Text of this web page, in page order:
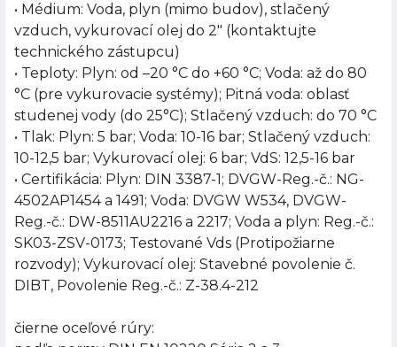
• Médium: Voda, plyn (mimo budov), stlačený
vzduch, vykurovací olej do 2" (kontaktujte
technického zástupcu)
• Teploty: Plyn: od –20 °C do +60 °C; Voda: až do 80
°C (pre vykurovacie systémy); Pitná voda: oblasť
studenej vody (do 25°C); Stlačený vzduch: do 70 °C
• Tlak: Plyn: 5 bar; Voda: 10-16 bar; Stlačený vzduch:
10-12,5 bar; Vykurovací olej: 6 bar; VdS: 12,5-16 bar
• Certifikácia: Plyn: DIN 3387-1; DVGW-Reg.-č.: NG-
4502AP1454 a 1491; Voda: DVGW W534, DVGW-
Reg.-č.: DW-8511AU2216 a 2217; Voda a plyn: Reg.-č.:
SK03-ZSV-0173; Testované Vds (Protipožiarne
rozvody); Vykurovací olej: Stavebné povolenie č.
DIBT, Povolenie Reg.-č.: Z-38.4-212
čierne oceľové rúry: